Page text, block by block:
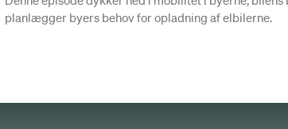
planlægger byers behov for opladning af elbilerne.